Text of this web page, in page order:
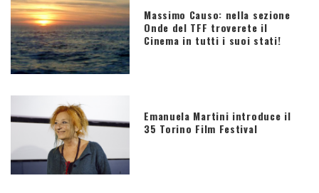
Massimo Causo: nella sezione
Onde del TFF troverete il
Cinema in tutti i suoi stati!
Emanuela Martini introduce il
35 Torino Film Festival